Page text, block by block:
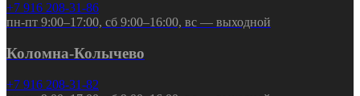
+7 916 208-31-86
пн-пт 9:00–17:00, сб 9:00–16:00, вс — выходной
Коломна-Колычево
+7 916 208-31-82